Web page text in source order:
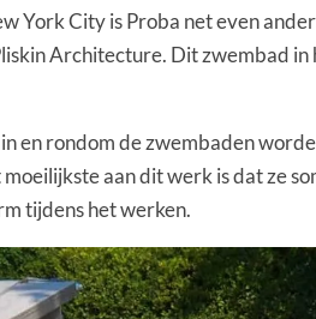
York City is Proba net even
Architecture. Dit zwembad in
en rondom de zwembaden
aan dit werk is dat ze
tijdens het werken.